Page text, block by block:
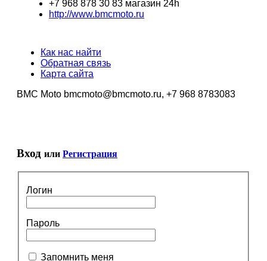
+7 968 878 30 83 магазин 24h
http://www.bmcmoto.ru
Как нас найти
Обратная связь
Карта сайта
BMC Moto bmcmoto@bmcmoto.ru, +7 968 8783083
Вход или Регистрация
Логин
Пароль
Запомнить меня